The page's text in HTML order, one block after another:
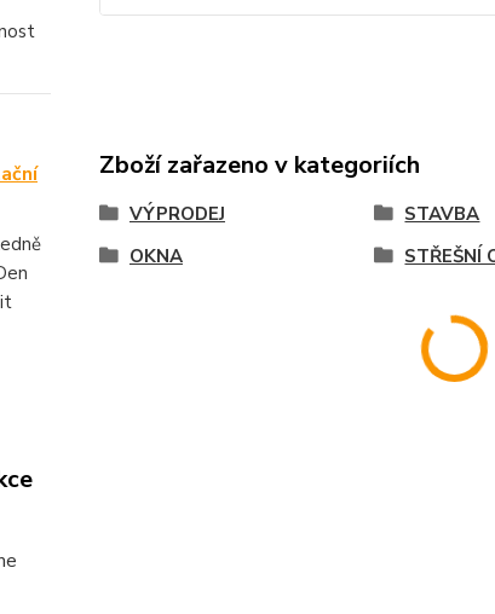
Zboží zařazeno v kategoriích
VÝPRODEJ STAVBA
OKNA
STŘEŠNÍ